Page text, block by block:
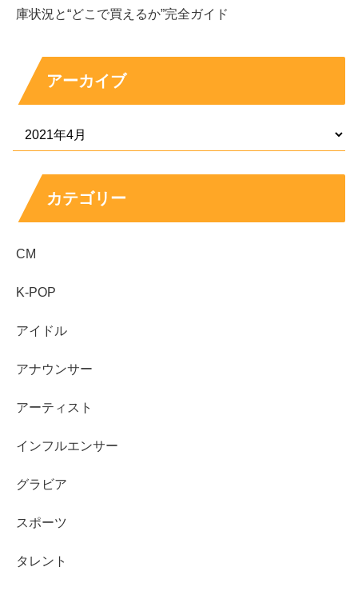
庫状況と“どこで買えるか”完全ガイド
アーカイブ
カテゴリー
CM
K-POP
アイドル
アナウンサー
アーティスト
インフルエンサー
グラビア
スポーツ
タレント